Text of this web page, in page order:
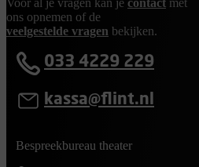
Voor al je vragen kan je contact met
ons opnemen of de
veelgestelde vragen bekijken.
033 4229 229
kassa@flint.nl
Bespreekbureau theater